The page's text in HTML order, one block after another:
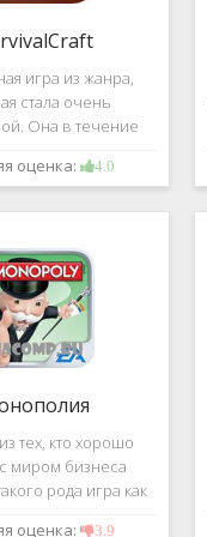
игра из жанра,
стала очень
Она в течение
временного
попала в список
качество графики,
оценка: 4.0
тех, кто хорошо
миром бизнеса
рода игра как
настольная игра
оценка: 3.9